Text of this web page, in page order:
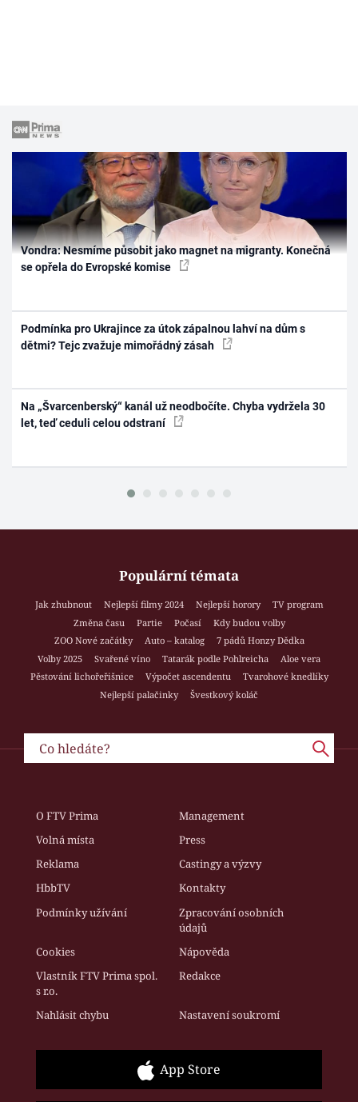
Vondra: Nesmíme působit jako magnet na migranty. Konečná
se opřela do Evropské komise
Podmínka pro Ukrajince za útok zápalnou lahví na dům s
dětmi? Tejc zvažuje mimořádný zásah
Na „Švarcenberský“ kanál už neodbočíte. Chyba vydržela 30
let, teď ceduli celou odstraní
Populární témata
Jak zhubnout Nejlepší filmy 2024 Nejlepší horory
TV program
Změna času
Partie Počasí
Kdy budou volby
ZOO Nové začátky
Auto – katalog
7 pádů Honzy Dědka
Volby 2025
Svařené víno Tatarák podle Pohlreicha
Aloe vera
Pěstování lichořeřišnice
Výpočet ascendentu
Tvarohové knedlíky
Nejlepší palačinky
Švestkový koláč
O FTV Prima
Management
Volná místa
Press
Reklama
Castingy a výzvy
HbbTV
Kontakty
Podmínky užívání
Zpracování osobních
údajů
Cookies
Nápověda
Vlastník FTV Prima spol.
s r.o.
Redakce
Nahlásit chybu Nastavení soukromí
App Store